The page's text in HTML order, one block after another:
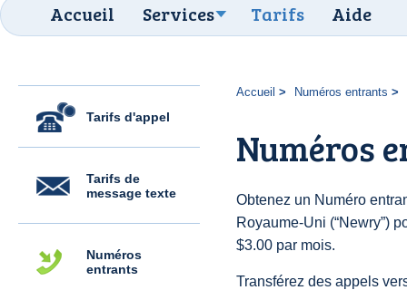
Accueil Services Tarifs Aide
Tarifs d'appel
Tarifs de
message texte
Numéros
entrants
Accueil Numéros entrants
Numéros
Obtenez un Numéro
Royaume-Uni (“Newry”)
$3.00 par mois.
Transférez des appels